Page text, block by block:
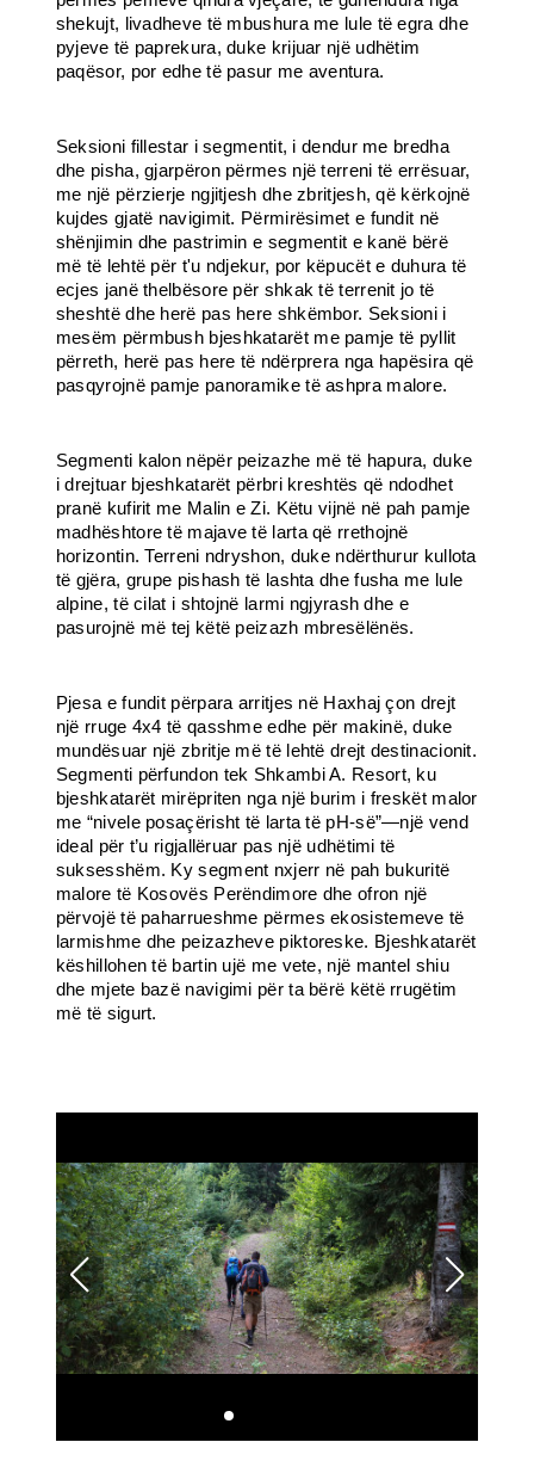
shekujt, livadheve të mbushura me lule të egra dhe
pyjeve të paprekura, duke krijuar një udhëtim
paqësor, por edhe të pasur me aventura.
Seksioni fillestar i segmentit, i dendur me bredha
dhe pisha, gjarpëron përmes një terreni të errësuar,
me një përzierje ngjitjesh dhe zbritjesh, që kërkojnë
kujdes gjatë navigimit. Përmirësimet e fundit në
shënjimin dhe pastrimin e segmentit e kanë bërë
më të lehtë për t'u ndjekur, por këpucët e duhura të
ecjes janë thelbësore për shkak të terrenit jo të
sheshtë dhe herë pas here shkëmbor. Seksioni i
mesëm përmbush bjeshkatarët me pamje të pyllit
përreth, herë pas here të ndërprera nga hapësira që
pasqyrojnë pamje panoramike të ashpra malore.
Segmenti kalon nëpër peizazhe më të hapura, duke
i drejtuar bjeshkatarët përbri kreshtës që ndodhet
pranë kufirit me Malin e Zi. Këtu vijnë në pah pamje
madhështore të majave të larta që rrethojnë
horizontin. Terreni ndryshon, duke ndërthurur kullota
të gjëra, grupe pishash të lashta dhe fusha me lule
alpine, të cilat i shtojnë larmi ngjyrash dhe e
pasurojnë më tej këtë peizazh mbresëlënës.
Pjesa e fundit përpara arritjes në Haxhaj çon drejt
një rruge 4x4 të qasshme edhe për makinë, duke
mundësuar një zbritje më të lehtë drejt destinacionit.
Segmenti përfundon tek Shkambi A. Resort, ku
bjeshkatarët mirëpriten nga një burim i freskët malor
me “nivele posaçërisht të larta të pH-së”—një vend
ideal për t’u rigjallëruar pas një udhëtimi të
suksesshëm. Ky segment nxjerr në pah bukuritë
malore të Kosovës Perëndimore dhe ofron një
përvojë të paharrueshme përmes ekosistemeve të
larmishme dhe peizazheve piktoreske. Bjeshkatarët
këshillohen të bartin ujë me vete, një mantel shiu
dhe mjete bazë navigimi për ta bërë këtë rrugëtim
më të sigurt.